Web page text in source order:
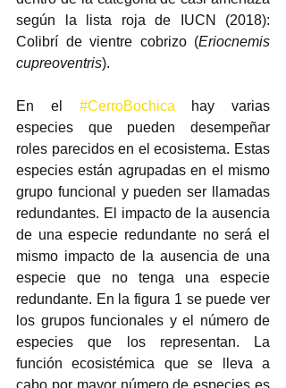
según la lista roja de IUCN (2018):
Colibrí de vientre cobrizo (Eriocnemis
cupreoventris).
En el #CerroBochica hay varias
especies que pueden desempeñar
roles parecidos en el ecosistema. Estas
especies están agrupadas en el mismo
grupo funcional y pueden ser llamadas
redundantes. El impacto de la ausencia
de una especie redundante no será el
mismo impacto de la ausencia de una
especie que no tenga una especie
redundante. En la figura 1 se puede ver
los grupos funcionales y el número de
especies que los representan. La
función ecosistémica que se lleva a
cabo por mayor número de especies es